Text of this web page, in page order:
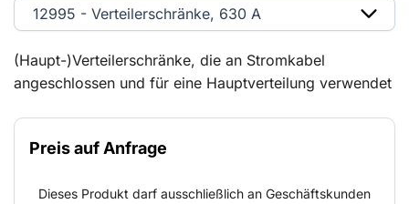
(Haupt-)Verteilerschränke, die an Stromkabel
angeschlossen und für eine Hauptverteilung verwendet
Preis auf Anfrage
Dieses Produkt darf ausschließlich an Geschäftskunden
12995 - Verteilerschränke, 630 A